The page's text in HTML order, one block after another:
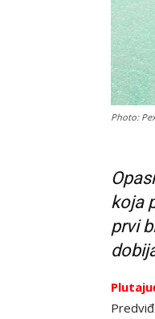
Photo:
koja
prvi